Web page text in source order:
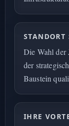
STANDORT
Die Wahl der
der
Baustein
IHRE